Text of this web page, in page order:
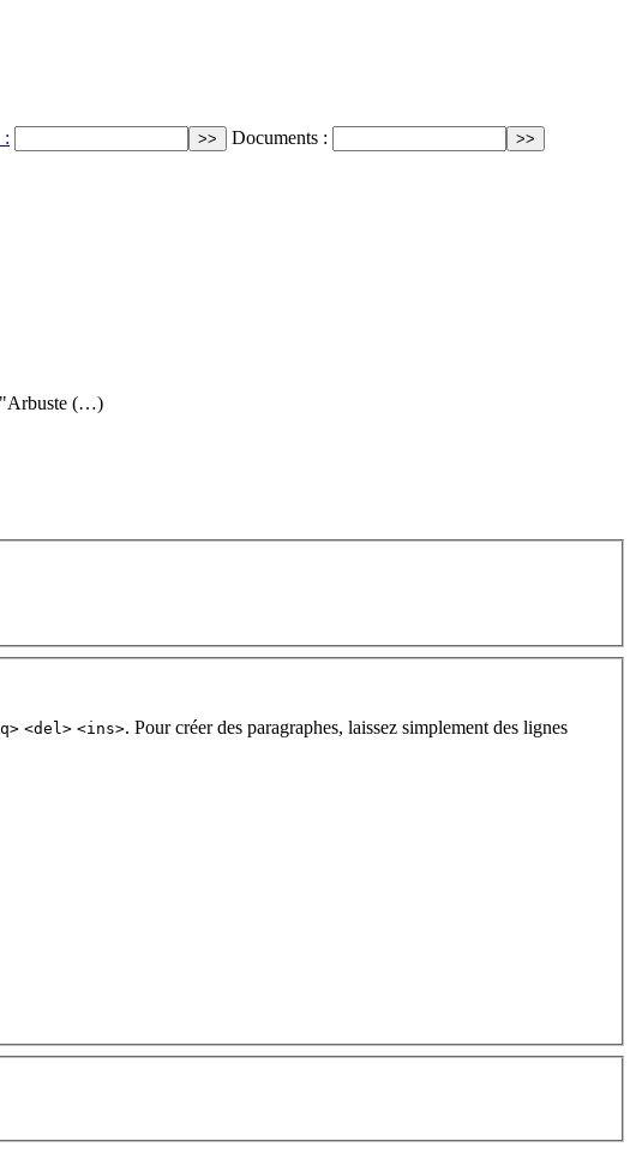
Documents :
"Arbuste (…)
<del> <ins>. Pour créer des paragraphes, laissez simplement des lignes